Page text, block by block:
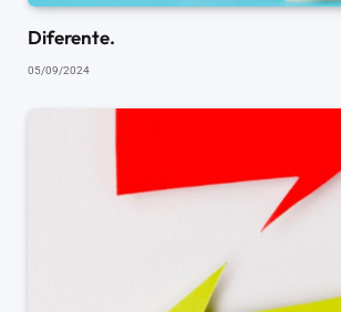
Diferente.
05/09/2024